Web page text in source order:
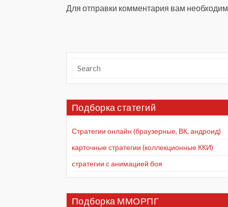
Для отправки комментария вам
Подборка статегий
Стратегии онлайн (браузерные, ВК, андроид)
карточные стратегии (коллекционные ККИ)
стратегии с анимацией боя
Подборка ММОРПГ